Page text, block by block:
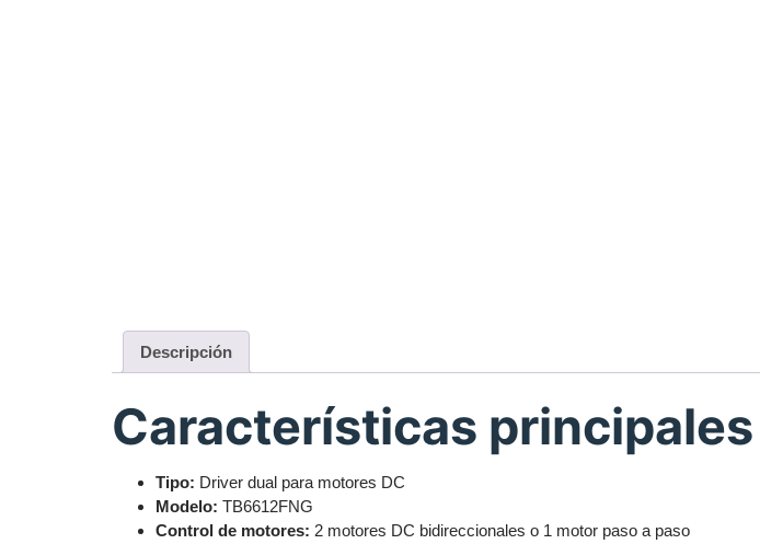
Descripción
Características principales
Tipo: Driver dual para motores DC
Modelo: TB6612FNG
Control de motores: 2 motores DC bidireccionales o 1 motor paso a paso